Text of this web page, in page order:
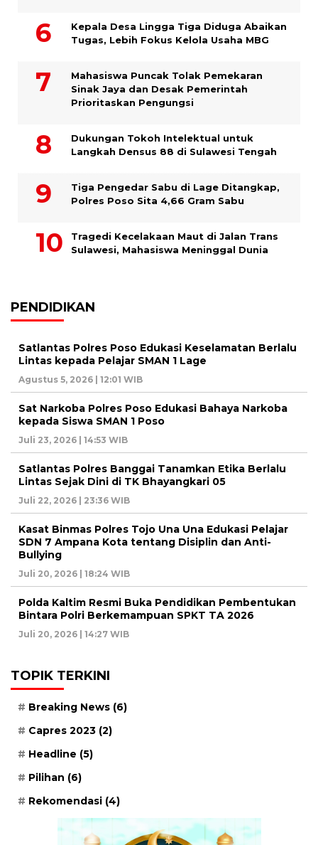
Kepala Desa Lingga Tiga Diduga Abaikan
Tugas, Lebih Fokus Kelola Usaha MBG
Mahasiswa Puncak Tolak Pemekaran
Sinak Jaya dan Desak Pemerintah
Prioritaskan Pengungsi
Dukungan Tokoh Intelektual untuk
Langkah Densus 88 di Sulawesi Tengah
Tiga Pengedar Sabu di Lage Ditangkap,
Polres Poso Sita 4,66 Gram Sabu
Tragedi Kecelakaan Maut di Jalan Trans
Sulawesi, Mahasiswa Meninggal Dunia
PENDIDIKAN
Satlantas Polres Poso Edukasi Keselamatan Berlalu
Lintas kepada Pelajar SMAN 1 Lage
Agustus 5, 2026 | 12:01 WIB
Sat Narkoba Polres Poso Edukasi Bahaya Narkoba
kepada Siswa SMAN 1 Poso
Juli 23, 2026 | 14:53 WIB
Satlantas Polres Banggai Tanamkan Etika Berlalu
Lintas Sejak Dini di TK Bhayangkari 05
Juli 22, 2026 | 23:36 WIB
Kasat Binmas Polres Tojo Una Una Edukasi Pelajar
SDN 7 Ampana Kota tentang Disiplin dan Anti-
Bullying
Juli 20, 2026 | 18:24 WIB
Polda Kaltim Resmi Buka Pendidikan Pembentukan
Bintara Polri Berkemampuan SPKT TA 2026
Juli 20, 2026 | 14:27 WIB
TOPIK TERKINI
Breaking News (6)
Capres 2023 (2)
Headline (5)
Pilihan (6)
Rekomendasi (4)